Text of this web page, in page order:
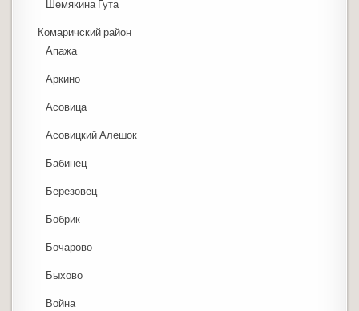
Шемякина Гута
Комаричский район
Апажа
Аркино
Асовица
Асовицкий Алешок
Бабинец
Березовец
Бобрик
Бочарово
Быхово
Война